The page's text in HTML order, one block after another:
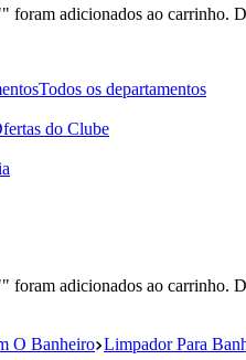
" foram adicionados ao carrinho.
Todos os departamentos
do Clube
" foram adicionados ao carrinho.
O Banheiro Limpador Para